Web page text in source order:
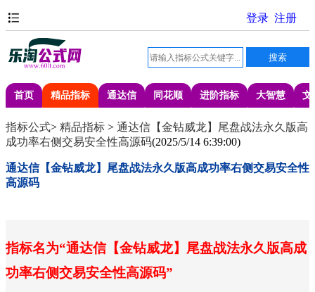
首页 精品指标 通达信 同花顺 进阶指标 大智慧 文
指标公式> 精品指标 > 通达信【金钻威龙】尾盘战法永久版高
成功率右侧交易安全性高源码(2025/5/14 6:39:00)
通达信【金钻威龙】尾盘战法永久版高成功率右侧交易安全性
高源码
指标名为“通达信【金钻威龙】尾盘战法永久版高成
功率右侧交易安全性高源码”